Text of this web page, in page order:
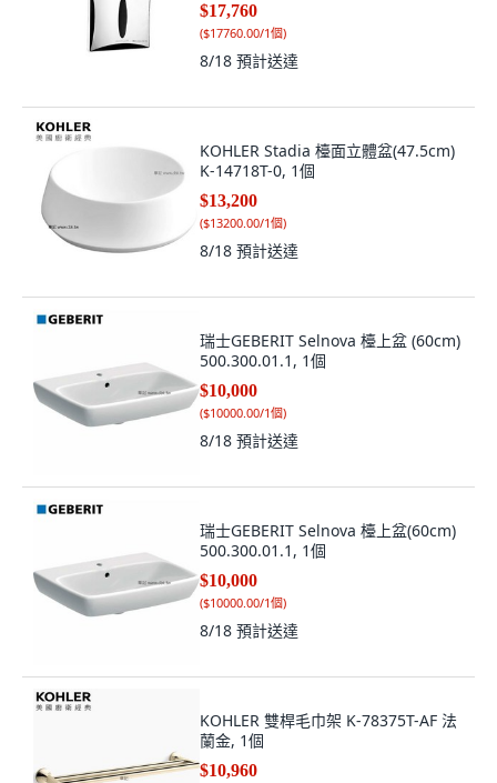
$17,760
($17760.00/1個)
8/18 預計送達
KOHLER Stadia 檯面立體盆(47.5cm)
K-14718T-0, 1個
$13,200
($13200.00/1個)
8/18 預計送達
瑞士GEBERIT Selnova 檯上盆 (60cm)
500.300.01.1, 1個
$10,000
($10000.00/1個)
8/18 預計送達
瑞士GEBERIT Selnova 檯上盆(60cm)
500.300.01.1, 1個
$10,000
($10000.00/1個)
8/18 預計送達
KOHLER 雙桿毛巾架 K-78375T-AF 法
蘭金, 1個
$10,960